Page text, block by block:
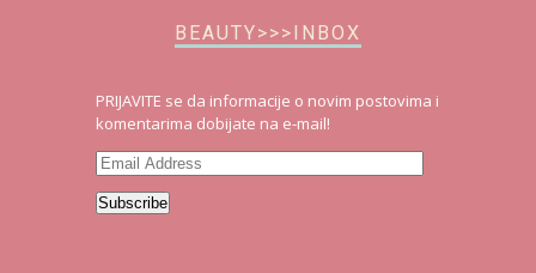
BEAUTY>>>INBOX
PRIJAVITE se da informacije o novim postovima i
komentarima dobijate na e-mail!
Email
Address
Subscribe